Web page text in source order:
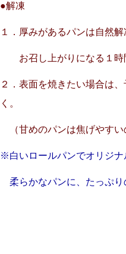
●解凍
１．厚みがあるパンは自然
お召し上がりになる１時
２．表面を焼きたい場合は
く。
（甘めのパンは焦げやすい
※白いロールパンでオリジナ
柔らかなパンに、たっぷり